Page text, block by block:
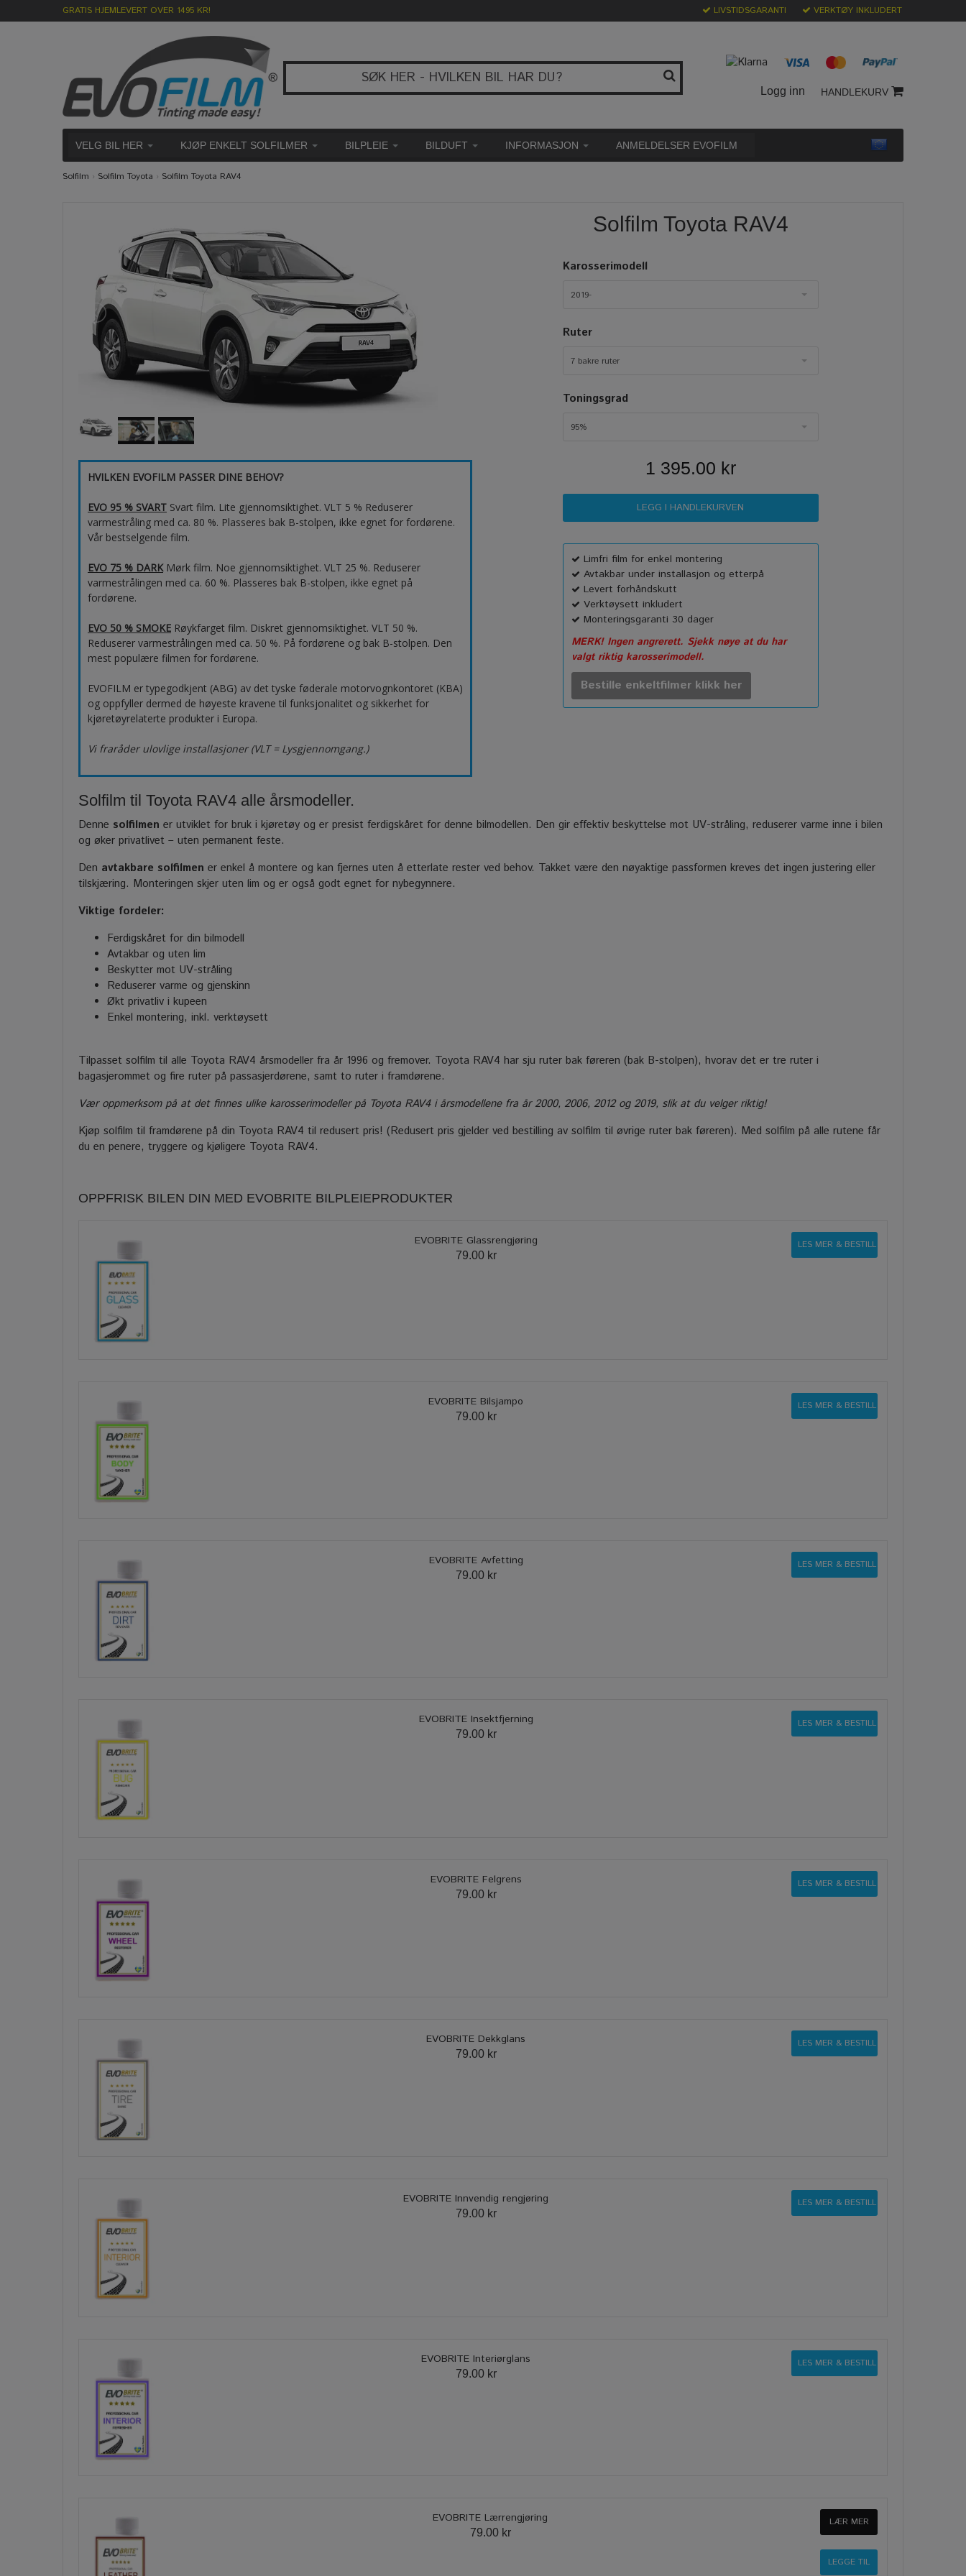
GRATIS HJEMLEVERT OVER 1495 KR! LIVSTIDSGARANTI VERKTØY INKLUDERT
Logg inn HANDLEKURV
VELG BIL HER KJØP ENKELT SOLFILMER BILPLEIE BILDUFT INFORMASJON ANMELDELSER EVOFILM
Solfilm › Solfilm Toyota › Solfilm Toyota RAV4
HVILKEN EVOFILM PASSER DINE BEHOV?
EVO 95 % SVART Svart film. Lite gjennomsiktighet. VLT 5 % Reduserer
varmestråling med ca. 80 %. Plasseres bak B-stolpen, ikke egnet for fordørene.
Vår bestselgende film.
EVO 75 % DARKMørk film. Noe gjennomsiktighet. VLT 25 %. Reduserer
varmestrålingen med ca. 60 %. Plasseres bak B-stolpen, ikke egnet på
fordørene.
EVO 50 % SMOKE Røykfarget film. Diskret gjennomsiktighet. VLT 50 %.
Reduserer varmestrålingen med ca. 50 %. På fordørene og bak B-stolpen. Den
mest populære filmen for fordørene.
EVOFILM er typegodkjent (ABG) av det tyske føderale motorvognkontoret (KBA)
og oppfyller dermed de høyeste kravene til funksjonalitet og sikkerhet for
kjøretøyrelaterte produkter i Europa.
Vi fraråder ulovlige installasjoner (VLT = Lysgjennomgang.)
Solfilm Toyota RAV4
Karosserimodell
2019-
Ruter
7 bakre ruter
Toningsgrad
95%
1 395.00 kr
Limfri film for enkel montering
Avtakbar under installasjon og etterpå
Levert forhåndskutt
Verktøysett inkludert
Monteringsgaranti 30 dager
MERK! Ingen angrerett. Sjekk nøye at du har
valgt riktig karosserimodell.
Bestille enkeltfilmer klikk her
Solfilm til Toyota RAV4 alle årsmodeller.
Denne solfilmen er utviklet for bruk i kjøretøy og er presist ferdigskåret for denne bilmodellen. Den gir effektiv beskyttelse mot UV-stråling, reduserer varme inne i bilen
og øker privatlivet – uten permanent feste.
Den avtakbare solfilmen er enkel å montere og kan fjernes uten å etterlate rester ved behov. Takket være den nøyaktige passformen kreves det ingen justering eller
tilskjæring. Monteringen skjer uten lim og er også godt egnet for nybegynnere.
Viktige fordeler:
Ferdigskåret for din bilmodell
Avtakbar og uten lim
Beskytter mot UV-stråling
Reduserer varme og gjenskinn
Økt privatliv i kupeen
Enkel montering, inkl. verktøysett
Tilpasset solfilm til alle Toyota RAV4 årsmodeller fra år 1996 og fremover. Toyota RAV4 har sju ruter bak føreren (bak B-stolpen), hvorav det er tre ruter i
bagasjerommet og fire ruter på passasjerdørene, samt to ruter i framdørene.
Vær oppmerksom på at det finnes ulike karosserimodeller på Toyota RAV4 i årsmodellene fra år 2000, 2006, 2012 og 2019, slik at du velger riktig!
Kjøp solfilm til framdørene på din Toyota RAV4 til redusert pris! (Redusert pris gjelder ved bestilling av solfilm til øvrige ruter bak føreren). Med solfilm på alle rutene får
du en penere, tryggere og kjøligere Toyota RAV4.
OPPFRISK BILEN DIN MED EVOBRITE BILPLEIEPRODUKTER
EVOBRITE Glassrengjøring
79.00 kr
LES MER & BESTILL
EVOBRITE Bilsjampo
79.00 kr
LES MER & BESTILL
EVOBRITE Avfetting
79.00 kr
LES MER & BESTILL
EVOBRITE Insektfjerning
79.00 kr
LES MER & BESTILL
EVOBRITE Felgrens
79.00 kr
LES MER & BESTILL
EVOBRITE Dekkglans
79.00 kr
LES MER & BESTILL
EVOBRITE Innvendig rengjøring
79.00 kr
LES MER & BESTILL
EVOBRITE Interiørglans
79.00 kr
LES MER & BESTILL
EVOBRITE Lærrengjøring
79.00 kr
LÆR MER